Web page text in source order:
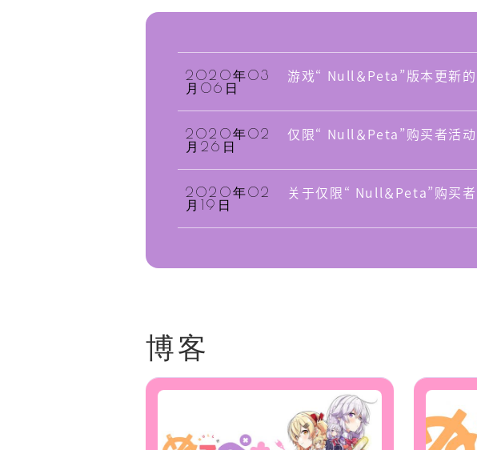
作品
语言
日语
2020年03
月06日
游戏“ Null＆Peta”版本更新
2020年02
月26日
仅限“ Null＆Peta”购买者活
2020年02
月19日
关于仅限“ Null＆Peta”购买
博客